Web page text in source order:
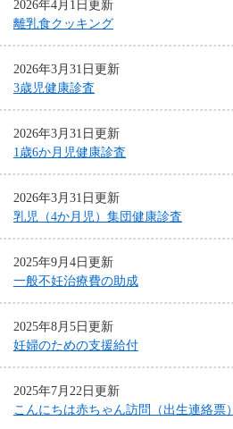
2026年4月1日更新
離乳食クッキング
2026年3月31日更新
3歳児健康診査
2026年3月31日更新
1歳6か月児健康診査
2026年3月31日更新
乳児（4か月児）集団健康診査
2025年9月4日更新
一般不妊治療費の助成
2025年8月5日更新
妊婦のための支援給付
2025年7月22日更新
こんにちは赤ちゃん訪問（出生連絡票）